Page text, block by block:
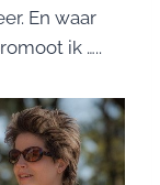
En waar
ik …..